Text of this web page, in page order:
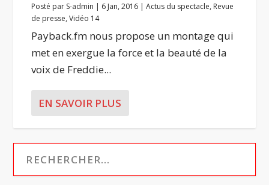
Posté par S-admin | 6 Jan, 2016 |Actus du spectacle, Revue
de presse,Vidéo 14
Payback.fm nous propose un montage qui
met en exergue la force et la beauté de la
voix de Freddie...
EN SAVOIR PLUS